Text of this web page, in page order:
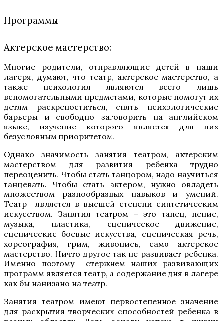
Программы
Актерское мастерство:
Многие родители, отправляющие детей в наши
лагеря, думают, что театр, актерское мастерство, а
также психология являются всего лишь
вспомогательными предметами, которые помогут их
детям раскрепоститься, снять психологические
барьеры и свободно заговорить на английском
языке, изучение которого является для них
безусловным приоритетом.
Однако значимость занятия театром, актерским
мастерством для развития ребенка трудно
переоценить. Чтобы стать танцором, надо научиться
танцевать. Чтобы стать актером, нужно овладеть
множеством разнообразных навыков и умений.
Театр является в высшей степени синтетическим
искусством. Занятия театром – это танец, пение,
музыка, пластика, сценическое движение,
сценические боевые искусства, сценическая речь,
хореография, грим, живопись, само актерское
мастерство. Ничто другое так не развивает ребенка.
Именно поэтому стержнем наших развивающих
программ является театр, а содержание дня в лагере
как бы нанизано на театр.
Занятия театром имеют первостепенное значение
для раскрытия творческих способностей ребенка в